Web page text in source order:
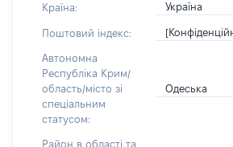
Країна: Україна
Поштовий індекс:
Автономна
Республіка Крим/
область/місто зі
спеціальним
статусом:
Одеська
Район в області та